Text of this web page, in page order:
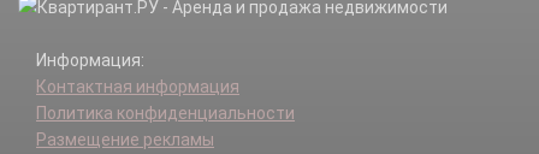
Информация:
Контактная информация
Политика конфиденциальности
Размещение рекламы